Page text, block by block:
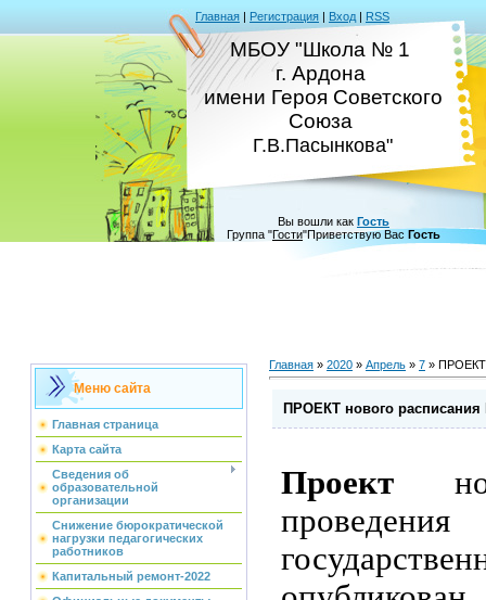
Главная | Регистрация | Вход | RSS
МБОУ "Школа № 1
г. Ардона
имени Героя Советского
Союза
Г.В.Пасынкова"
Вы вошли как Гость
Группа "Гости"Приветствую Вас Гость
Меню сайта
Главная страница
Карта сайта
Сведения об
образовательной
организации
Снижение бюрократической
нагрузки педагогических
работников
Капитальный ремонт-2022
Главная » 2020 » Апрель » 7 » ПРОЕКТ
ПРОЕКТ нового расписания
Проект